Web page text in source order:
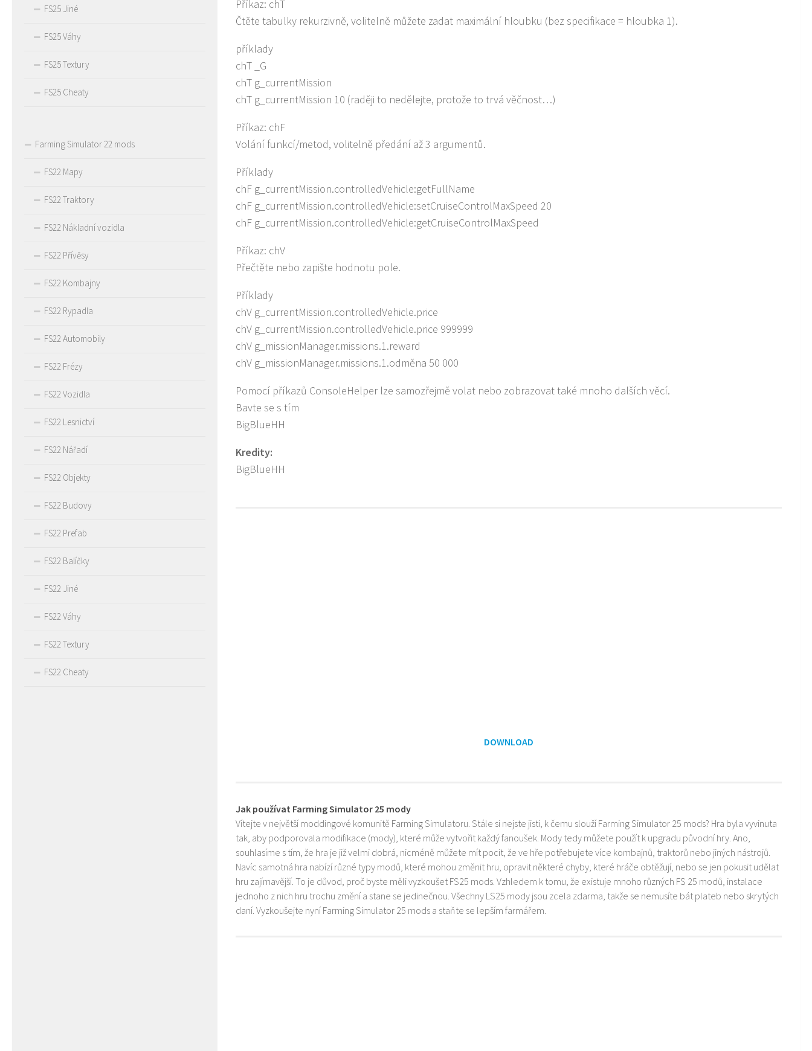
Příkaz: chT
Čtěte tabulky rekurzivně, volitelně můžete zadat maximální hloubku (bez specifikace = hloubka 1).
příklady
chT _G
chT g_currentMission
chT g_currentMission 10 (raději to nedělejte, protože to trvá věčnost…)
Příkaz: chF
Volání funkcí/metod, volitelně předání až 3 argumentů.
Příklady
chF g_currentMission.controlledVehicle:getFullName
chF g_currentMission.controlledVehicle:setCruiseControlMaxSpeed 20
chF g_currentMission.controlledVehicle:getCruiseControlMaxSpeed
Příkaz: chV
Přečtěte nebo zapište hodnotu pole.
Příklady
chV g_currentMission.controlledVehicle.price
chV g_currentMission.controlledVehicle.price 999999
chV g_missionManager.missions.1.reward
chV g_missionManager.missions.1.odměna 50 000
Pomocí příkazů ConsoleHelper lze samozřejmě volat nebo zobrazovat také mnoho dalších věcí.
Bavte se s tím
BigBlueHH
Kredity:
BigBlueHH
DOWNLOAD
Jak používat Farming Simulator 25 mody
Vítejte v největší moddingové komunitě Farming Simulatoru. Stále si nejste jisti, k čemu slouží Farming Simulator 25 mods? Hra byla vyvinuta
tak, aby podporovala modifikace (mody), které může vytvořit každý fanoušek. Mody tedy můžete použít k upgradu původní hry. Ano,
souhlasíme s tím, že hra je již velmi dobrá, nicméně můžete mít pocit, že ve hře potřebujete více kombajnů, traktorů nebo jiných nástrojů.
Navíc samotná hra nabízí různé typy modů, které mohou změnit hru, opravit některé chyby, které hráče obtěžují, nebo se jen pokusit udělat
hru zajímavější. To je důvod, proč byste měli vyzkoušet FS25 mods. Vzhledem k tomu, že existuje mnoho různých FS 25 modů, instalace
jednoho z nich hru trochu změní a stane se jedinečnou. Všechny LS25 mody jsou zcela zdarma, takže se nemusíte bát plateb nebo skrytých
daní. Vyzkoušejte nyní Farming Simulator 25 mods a staňte se lepším farmářem.
FS25 Jiné
FS25 Váhy
FS25 Textury
FS25 Cheaty
Farming Simulator 22 mods
FS22 Mapy
FS22 Traktory
FS22 Nákladní vozidla
FS22 Přívěsy
FS22 Kombajny
FS22 Rypadla
FS22 Automobily
FS22 Frézy
FS22 Vozidla
FS22 Lesnictví
FS22 Nářadí
FS22 Objekty
FS22 Budovy
FS22 Prefab
FS22 Balíčky
FS22 Jiné
FS22 Váhy
FS22 Textury
FS22 Cheaty